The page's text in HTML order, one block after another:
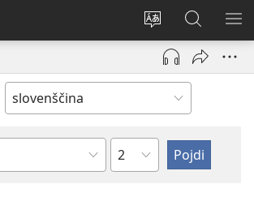
Spremeni
jezik
spletnega
mesta
Prijava
(odpre
okno)
Iskanje
po
JW.ORG
Poglavje